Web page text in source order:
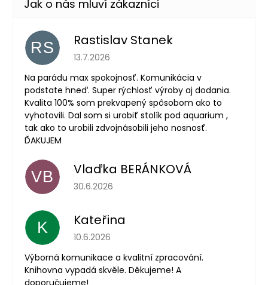
RS Rastislav Stanek
Hodnocení obchodu je 5 z 5 hvězdiček.
13.7.2026
Na parádu max spokojnosť. Komunikácia v
podstate hneď. Super rýchlosť výroby aj dodania.
Kvalita 100% som prekvapený spôsobom ako to
vyhotovili. Dal som si urobiť stolík pod aquarium ,
tak ako to urobili zdvojnásobili jeho nosnosť.
ĎAKUJEM
VB Vlaďka BERÁNKOVÁ
Hodnocení obchodu je 5 z 5 hvězdiček.
30.6.2026
K Kateřina
Hodnocení obchodu je 5 z 5 hvězdiček.
10.6.2026
Výborná komunikace a kvalitní zpracování.
Knihovna vypadá skvěle. Děkujeme! A
doporučujeme!